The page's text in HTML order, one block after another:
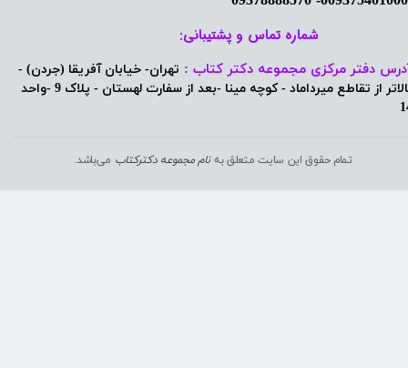
دفتر مرکزی مجموعه دکتر کتاب : تهران- خیابان آفریقا (جردن) -
بالاتر از تقاطع میرداماد - کوچه مینا -بعد از سفارت لهستان - پلاک 9 -واحد
تمام حقوق این سایت متعلق بهنام مجموعه دکترکتاب می‌باشد.
شماره تماس و پشتیبانی: ​​​​​​​